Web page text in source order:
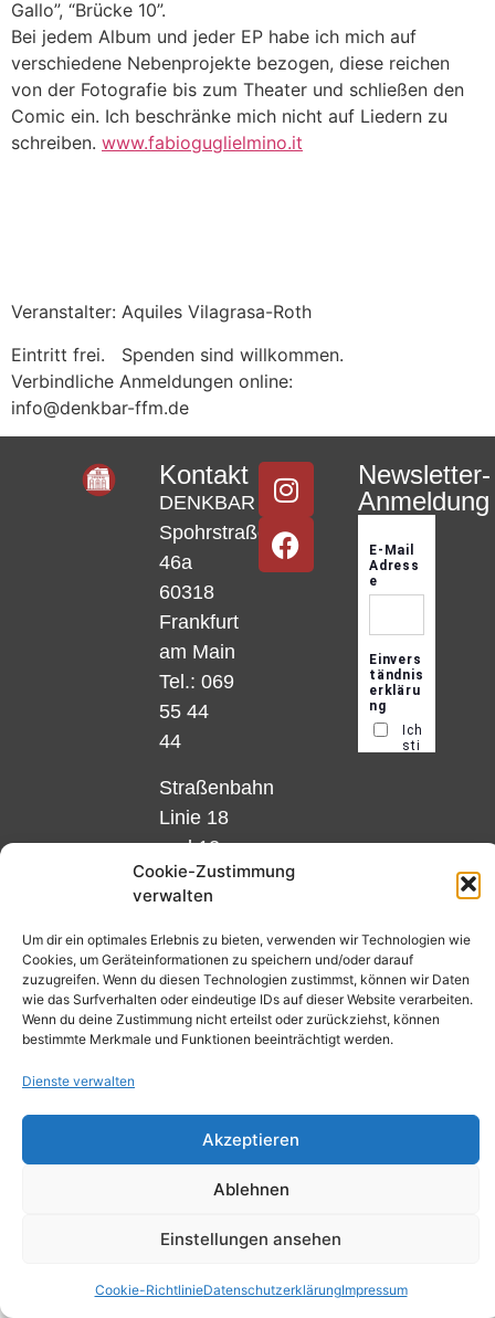
Cookie-Zustimmung
verwalten
Um dir ein optimales Erlebnis zu bieten, verwenden wir Technologien wie
Cookies, um Geräteinformationen zu speichern und/oder darauf
zuzugreifen. Wenn du diesen Technologien zustimmst, können wir Daten
wie das Surfverhalten oder eindeutige IDs auf dieser Website verarbeiten.
Wenn du deine Zustimmung nicht erteilst oder zurückziehst, können
bestimmte Merkmale und Funktionen beeinträchtigt werden.
Dienste verwalten
Akzeptieren
Ablehnen
Einstellungen ansehen
Cookie-RichtlinieDatenschutzerklärungImpressum
Gallo”, “Brücke 10”.
Bei jedem Album und jeder EP habe ich mich auf
verschiedene Nebenprojekte bezogen, diese reichen
von der Fotografie bis zum Theater und schließen den
Comic ein. Ich beschränke mich nicht auf Liedern zu
schreiben. www.fabioguglielmino.it
Veranstalter: Aquiles Vilagrasa-Roth
Eintritt frei. Spenden sind willkommen.
Verbindliche Anmeldungen online:
info@denkbar-ffm.de
Kontakt
DENKBAR
Spohrstraße
46a
60318
Frankfurt
am Main
Tel.: 069
55 44
44
Straßenbahn
Linie 18
und 12,
Haltestelle
Matthias-
Beltz-
Platz
oder
Bus Nr.
Nibelungenplatz/FH
Newsletter-
Anmeldung